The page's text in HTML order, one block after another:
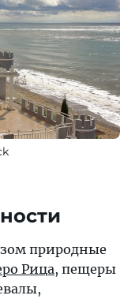
природные
Рица, пещеры